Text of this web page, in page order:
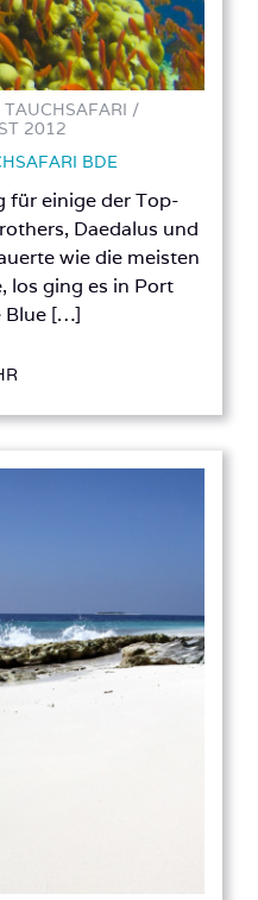
TAUCHSAFARI /
2012
BDE
für einige der Top-
Daedalus und
wie die meisten
los ging es in Port
Blue […]